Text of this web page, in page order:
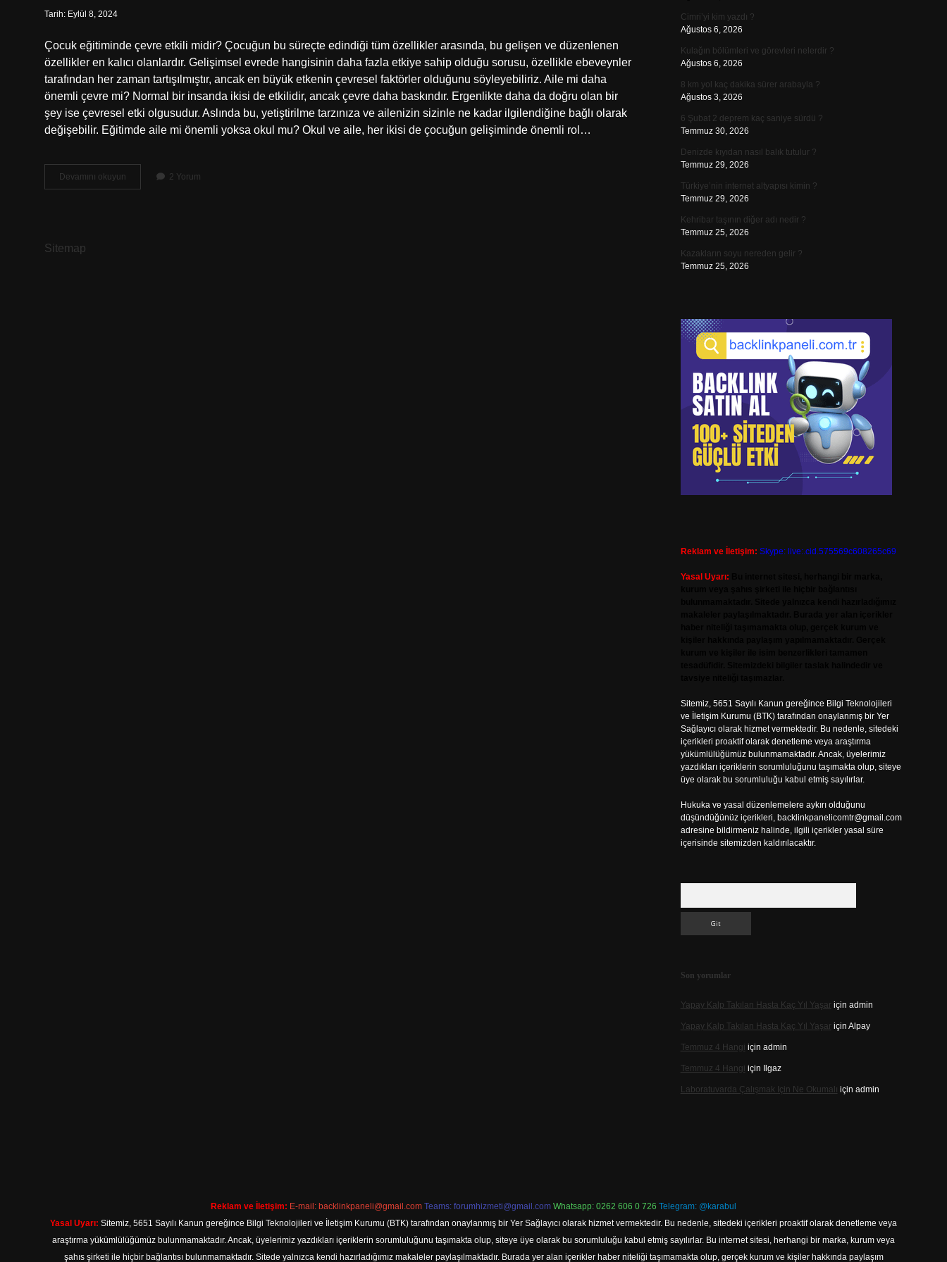
Tarih: Eylül 8, 2024
Çocuk eğitiminde çevre etkili midir? Çocuğun bu süreçte edindiği tüm özellikler arasında, bu gelişen ve düzenlenen
özellikler en kalıcı olanlardır. Gelişimsel evrede hangisinin daha fazla etkiye sahip olduğu sorusu, özellikle ebeveynler
tarafından her zaman tartışılmıştır, ancak en büyük etkenin çevresel faktörler olduğunu söyleyebiliriz. Aile mi daha
önemli çevre mi? Normal bir insanda ikisi de etkilidir, ancak çevre daha baskındır. Ergenlikte daha da doğru olan bir
şey ise çevresel etki olgusudur. Aslında bu, yetiştirilme tarzınıza ve ailenizin sizinle ne kadar ilgilendiğine bağlı olarak
değişebilir. Eğitimde aile mi önemli yoksa okul mu? Okul ve aile, her ikisi de çocuğun gelişiminde önemli rol…
Devamını okuyun
Eğitiminde
2 Yorum
Sitemap
Cimri’yi kim yazdı ?
Ağustos 6, 2026
Kulağın bölümleri ve görevleri nelerdir ?
Ağustos 6, 2026
8 km yol kaç dakika sürer arabayla ?
Ağustos 3, 2026
6 Şubat 2 deprem kaç saniye sürdü ?
Temmuz 30, 2026
Denizde kıyıdan nasıl balık tutulur ?
Temmuz 29, 2026
Türkiye’nin internet altyapısı kimin ?
Temmuz 29, 2026
Kehribar taşının diğer adı nedir ?
Temmuz 25, 2026
Kazakların soyu nereden gelir ?
Temmuz 25, 2026
Reklam ve İletişim: Skype: live:.cid.575569c608265c69
Yasal Uyarı:
Sitemiz, 5651 Sayılı Kanun gereğince Bilgi Teknolojileri
ve İletişim Kurumu (BTK) tarafından onaylanmış bir Yer
Sağlayıcı olarak hizmet vermektedir. Bu nedenle, sitedeki
içerikleri proaktif olarak denetleme veya araştırma
yükümlülüğümüz bulunmamaktadır. Ancak, üyelerimiz
yazdıkları içeriklerin sorumluluğunu taşımakta olup, siteye
üye olarak bu sorumluluğu kabul etmiş sayılırlar.
Hukuka ve yasal düzenlemelere aykırı olduğunu
düşündüğünüz içerikleri, backlinkpanelicomtr@gmail.com
adresine bildirmeniz halinde, ilgili içerikler yasal süre
içerisinde sitemizden kaldırılacaktır.
Son yorumlar
Yapay Kalp Takılan Hasta Kaç Yıl Yaşariçin admin
Yapay Kalp Takılan Hasta Kaç Yıl Yaşariçin Alpay
Temmuz 4 Hangi için admin
Temmuz 4 Hangi için Ilgaz
Laboratuvarda Çalışmak Için Ne Okumalı için admin
Reklam ve İletişim: E-mail: backlinkpaneli@gmail.com Teams: forumhizmeti@gmail.com Whatsapp: 0262 606 0 726 Telegram: @karabul
Yasal Uyarı: Sitemiz, 5651 Sayılı Kanun gereğince Bilgi Teknolojileri ve İletişim Kurumu (BTK) tarafından onaylanmış bir Yer Sağlayıcı olarak hizmet vermektedir. Bu nedenle, sitedeki içerikleri proaktif olarak denetleme veya
araştırma yükümlülüğümüz bulunmamaktadır. Ancak, üyelerimiz yazdıkları içeriklerin sorumluluğunu taşımakta olup, siteye üye olarak bu sorumluluğu kabul etmiş sayılırlar. Bu internet sitesi, herhangi bir marka, kurum veya
şahıs şirketi ile hiçbir bağlantısı bulunmamaktadır. Sitede yalnızca kendi hazırladığımız makaleler paylaşılmaktadır. Burada yer alan içerikler haber niteliği taşımamakta olup, gerçek kurum ve kişiler hakkında paylaşım